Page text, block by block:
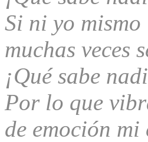
Si ni yo mismo
muchas veces
¡Qué sabe
Por lo que
de emoción mi